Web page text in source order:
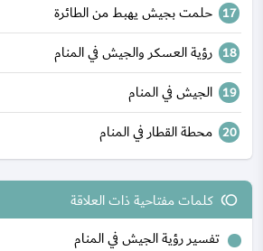
حلمت بجيش يهبط من الطائرة
رؤية العسكر والجيش في المنام
الجيش في المنام
محطة القطار في المنام
toll كلمات مفتاحية ذات العلاقة
تفسير رؤية الجيش في المنام